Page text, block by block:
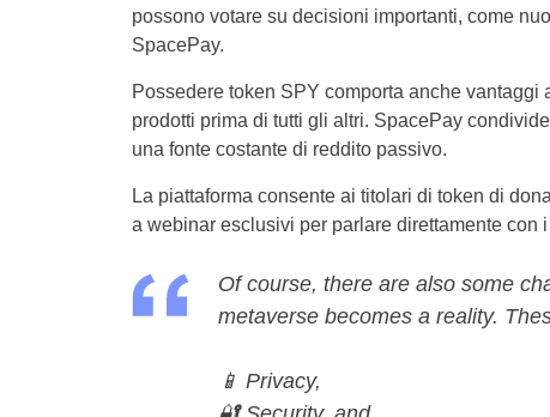
possono votare su decisioni importanti, come
SpacePay.
Possedere token SPY comporta anche
prodotti prima di tutti gli altri. SpacePay
una fonte costante di reddito passivo.
La piattaforma consente ai titolari di token di
a webinar esclusivi per parlare direttamente con
Of course, there are also some
metaverse becomes a reality.
📱 Privacy,